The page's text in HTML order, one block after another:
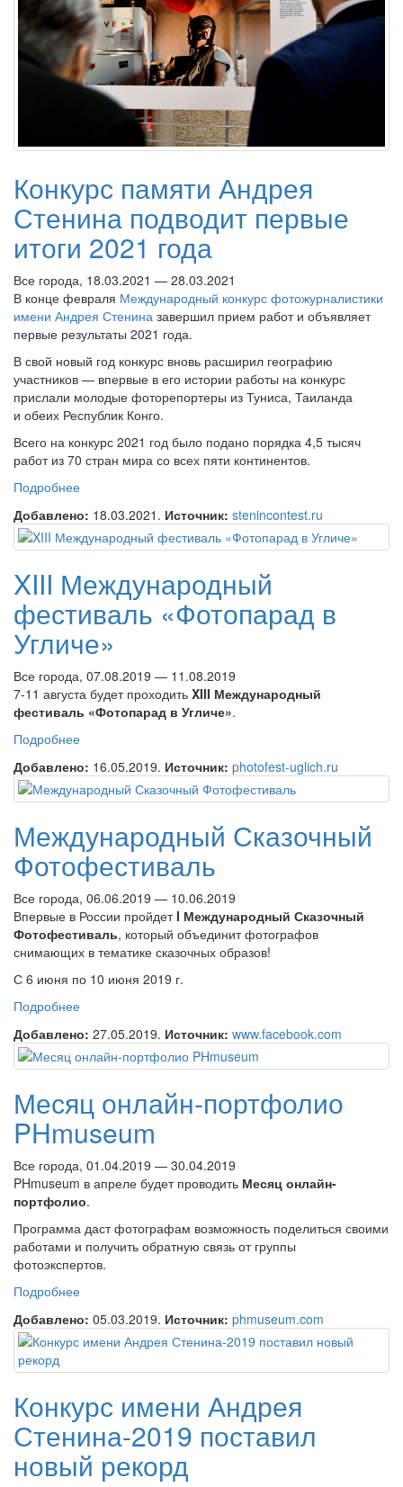
Конкурс памяти Андрея
Стенина подводит первые
итоги 2021 года
Все города, 18.03.2021 — 28.03.2021
В конце февраля Международный конкурс фотожурналистики
имени Андрея Стенина завершил прием работ и объявляет
первые результаты 2021 года.
В свой новый год конкурс вновь расширил географию
участников — впервые в его истории работы на конкурс
прислали молодые фоторепортеры из Туниса, Таиланда
и обеих Республик Конго.
Всего на конкурс 2021 год было подано порядка 4,5 тысяч
работ из 70 стран мира со всех пяти континентов.
Подробнее
Добавлено: 18.03.2021. Источник: stenincontest.ru
XIII Международный
фестиваль «Фотопарад в
Угличе»
Все города, 07.08.2019 — 11.08.2019
7-11 августа будет проходить XIII Международный
фестиваль «Фотопарад в Угличе».
Подробнее
Добавлено: 16.05.2019. Источник: photofest-uglich.ru
Международный Сказочный
Фотофестиваль
Все города, 06.06.2019 — 10.06.2019
Впервые в России пройдетI Международный Сказочный
Фотофестиваль, который объединит фотографов
снимающих в тематике сказочных образов!
С 6 июня по 10 июня 2019 г.
Подробнее
Добавлено: 27.05.2019. Источник: www.facebook.com
Месяц онлайн-портфолио
PHmuseum
Все города, 01.04.2019 — 30.04.2019
PHmuseum в апреле будет проводить Месяц онлайн-
портфолио.
Программа даст фотографам возможность поделиться своими
работами и получить обратную связь от группы
фотоэкспертов.
Подробнее
Добавлено: 05.03.2019. Источник: phmuseum.com
Конкурс имени Андрея
Стенина-2019 поставил
новый рекорд